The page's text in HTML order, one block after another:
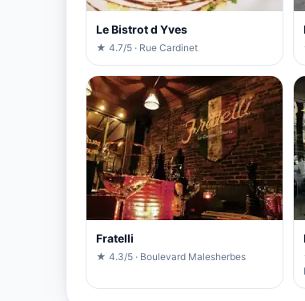
Le Bistrot d Yves
★ 4.7/5 · Rue Cardinet
Fratelli
★ 4.3/5 · Boulevard Malesherbes